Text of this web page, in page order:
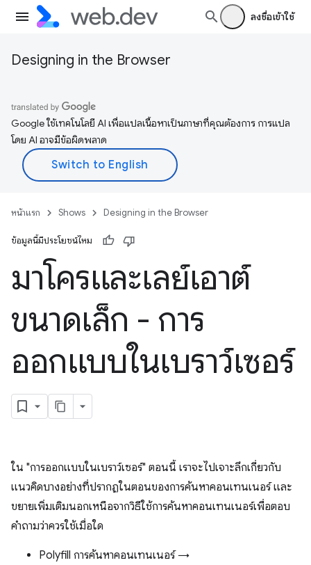
ลงชื่อเข้าใช้
Designing in the Browser
Google ใช้เทคโนโลยี AI เพื่อแปลเนื้อหาเป็นภาษาที่คุณต้องการ การแปล
โดย AI อาจมีข้อผิดพลาด
หน้าแรก Shows Designing in the Browser
ข้อมูลนี้มีประโยชน์ไหม
มาโครและเลย์เอาต์
ขนาดเล็ก - การ
ออกแบบในเบราว์เซอร์
ใน "การออกแบบในเบราว์เซอร์" ตอนนี้ เราจะไปเจาะลึกเกี่ยวกับ
แนวคิดบางอย่างที่ปรากฏในตอนของการค้นหาคอนเทนเนอร์ และ
ขยายเพิ่มเติมนอกเหนือจากวิธีใช้การค้นหาคอนเทนเนอร์เพื่อตอบ
คำถามว่าควรใช้เมื่อใด
Polyfill การค้นหาคอนเทนเนอร์ →